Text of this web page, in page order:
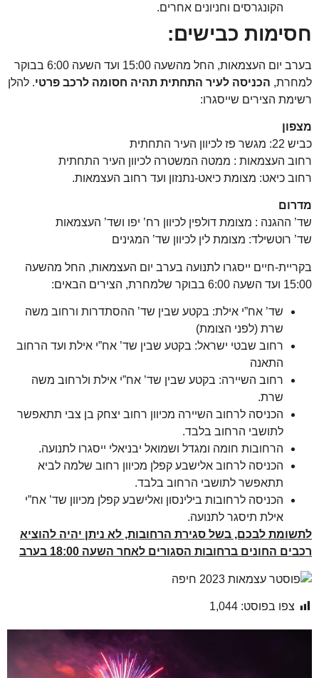
הקונגרסים וחניונים אחרים.
כבישים:
בערב יום העצמאות, החל מהשעה 15:00 ועד השעה 6:00 בבוקר
הכניסה לעיר התחתית תהיה חסומה לרכב פרטי. להלן
הצירים שייסגרו:
העיר התחתית
העצמאות : ממטה המשטרה לכיוון העיר התחתית
כיאט: מצומת כיאט-נתנזון ועד רחוב העצמאות.
ההגנה : מצומת דולפין לכיוון רח’ יפו ושד’ העצמאות
רוטשילד: מצומת לין לכיוון שד’ המגינים
חיים ייסגרו לתנועה בערב יום העצמאות, החל מהשעה
הצירים הבאים:
שד’ אח”י אילת: בקטע שבין שד’ ההסתדרות ורחוב משה
שרת (לפני הצומת)
רחוב שבטי ישראל: בקטע שבין שד’ אח”י אילת ועד הרחוב
התאנה
רחוב השיירה: בקטע שבין שד’ אח”י אילת ולרחוב משה
שרת.
הכניסה לרחוב השיירה מכיוון רחוב יצחק בן צבי תתאפשר
לתושבי הרחוב בלבד.
הרחובות חומה ומגדל ושמואל יבניאלי ייסגרו לתנועה.
הכניסה לרחוב אלישבע קפלן מכיוון רחוב שלמה לביא
תתאפשר לתושבי הרחוב בלבד.
הכניסה לרחובות בילינסון ואלישבע קפלן מכיוון שד’ אח”י
אילת תיסגר לתנועה.
לבכם, בשל סגירת הרחובות, לא ניתן יהיה להוציא
החונים ברחובות הסגורים לאחר השעה 18:00 בערב
צפו בפוסט: 1,044